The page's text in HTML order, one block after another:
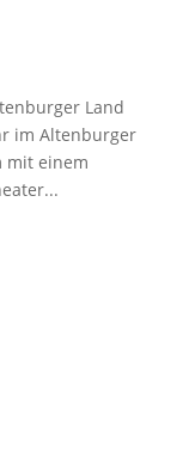
Land
im Altenburger
mit einem